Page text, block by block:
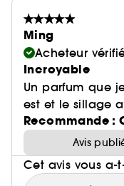
Ming
Acheteur
Incroyable
Un parfum que
est et le sillage
Recommande :
Avis
Cet avis vous a-